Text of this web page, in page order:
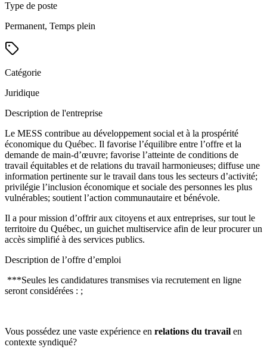
Type de poste
Permanent, Temps plein
Catégorie
Juridique
Description de l'entreprise
Le MESS contribue au développement social et à la prospérité
économique du Québec. Il favorise l’équilibre entre l’offre et la
demande de main-d’œuvre; favorise l’atteinte de conditions de
travail équitables et de relations du travail harmonieuses; diffuse une
information pertinente sur le travail dans tous les secteurs d’activité;
privilégie l’inclusion économique et sociale des personnes les plus
vulnérables; soutient l’action communautaire et bénévole.
Il a pour mission d’offrir aux citoyens et aux entreprises, sur tout le
territoire du Québec, un guichet multiservice afin de leur procurer un
accès simplifié à des services publics.
Description de l’offre d’emploi
***Seules les candidatures transmises via recrutement en ligne
seront considérées : ;
Vous possédez une vaste expérience en relations du travail en
contexte syndiqué?